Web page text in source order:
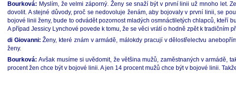
Bourková: Myslím, že velmi záporný. Ženy se snaží být v první linii už mnoho let.
dovolit. A stejné důvody, proč se nedovoluje ženám, aby bojovaly v první linii, se
bojové linii ženy, bude to odvádět pozornost mladých osmnáctiletých chlapců, kteří
A případ Jessicy Lynchové povede k tomu, že se věci vrátí o hodně zpět k tradičním
di Giovanni:Ženy, které znám v armádě, málokdy pracují v dělostřelectvu
ženy.
Bourková:Avšak musíme si uvědomit, že většina mužů, zaměstnaných v armádě,
procent žen chce být v bojové linii. A jen 14 procent mužů chce být v bojové linii.